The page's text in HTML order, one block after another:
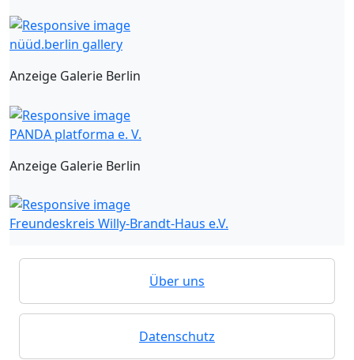
nüüd.berlin gallery
Anzeige Galerie Berlin
PANDA platforma e. V.
Anzeige Galerie Berlin
Freundeskreis Willy-Brandt-Haus e.V.
Über uns
Datenschutz